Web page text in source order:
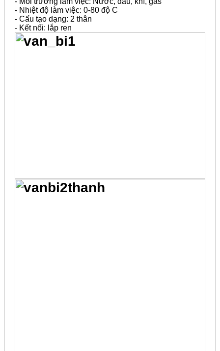
- Nhiệt độ làm việc: 0-80 độ C
- Cấu tạo dạng: 2 thân
- Kết nối: lắp ren